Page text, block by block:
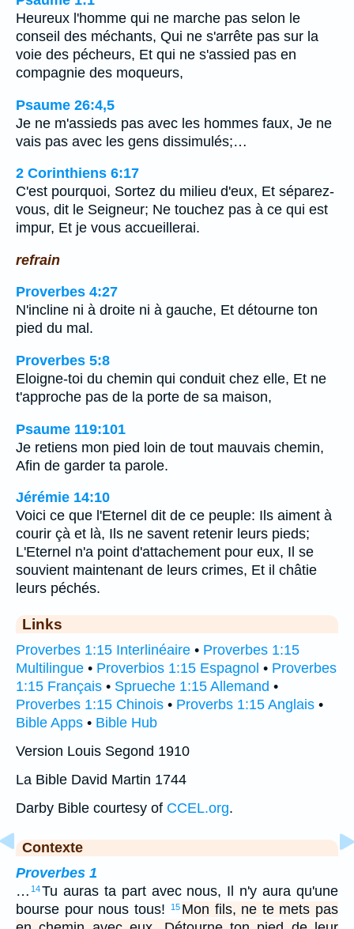
Heureux l'homme qui ne marche pas selon le
conseil des méchants, Qui ne s'arrête pas sur la
voie des pécheurs, Et qui ne s'assied pas en
compagnie des moqueurs,
Psaume 26:4,5
Je ne m'assieds pas avec les hommes faux, Je ne
vais pas avec les gens dissimulés;…
2 Corinthiens 6:17
C'est pourquoi, Sortez du milieu d'eux, Et séparez-
vous, dit le Seigneur; Ne touchez pas à ce qui est
impur, Et je vous accueillerai.
refrain
Proverbes 4:27
N'incline ni à droite ni à gauche, Et détourne ton
pied du mal.
Proverbes 5:8
Eloigne-toi du chemin qui conduit chez elle, Et ne
t'approche pas de la porte de sa maison,
Psaume 119:101
Je retiens mon pied loin de tout mauvais chemin,
Afin de garder ta parole.
Jérémie 14:10
Voici ce que l'Eternel dit de ce peuple: Ils aiment à
courir çà et là, Ils ne savent retenir leurs pieds;
L'Eternel n'a point d'attachement pour eux, Il se
souvient maintenant de leurs crimes, Et il châtie
leurs péchés.
Links
Proverbes 1:15 Interlinéaire • Proverbes 1:15
Multilingue • Proverbios 1:15 Espagnol • Proverbes
1:15 Français • Sprueche 1:15 Allemand •
Proverbes 1:15 Chinois • Proverbs 1:15 Anglais •
Bible Apps • Bible Hub
Version Louis Segond 1910
La Bible David Martin 1744
Darby Bible courtesy of CCEL.org.
Contexte
Proverbes 1
… 14Tu auras ta part avec nous, Il n'y aura qu'une
bourse pour nous tous!
15 Mon fils, ne te mets pas